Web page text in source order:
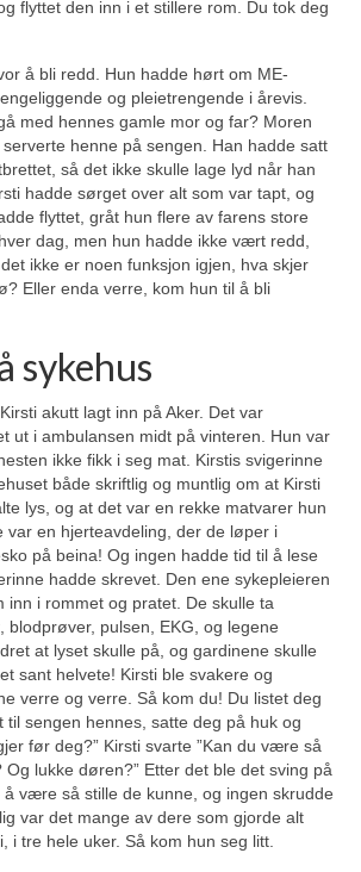
flyttet den inn i et stillere rom. Du tok deg
å bli redd. Hun hadde hørt om ME-
og pleietrengende i årevis.
med hennes gamle mor og far? Moren
henne på sengen. Han hadde satt
så det ikke skulle lage lyd når han
hadde sørget over alt som var tapt, og
flyttet, gråt hun flere av farens store
dag, men hun hadde ikke vært redd,
ikke er noen funksjon igjen, hva skjer
Eller enda verre, kom hun til å bli
sykehus
akutt lagt inn på Aker. Det var
ut i ambulansen midt på vinteren. Hun var
ikke fikk i seg mat. Kirstis svigerinne
både skriftlig og muntlig om at Kirsti
lys, og at det var en rekke matvarer hun
var en hjerteavdeling, der de løper i
på beina! Og ingen hadde tid til å lese
hadde skrevet. Den ene sykepleieren
inn i rommet og pratet. De skulle ta
blodprøver, pulsen, EKG, og legene
at lyset skulle på, og gardinene skulle
sant helvete! Kirsti ble svakere og
verre og verre. Så kom du! Du listet deg
til sengen hennes, satte deg på huk og
før deg?” Kirsti svarte ”Kan du være så
Og lukke døren?” Etter det ble det sving på
være så stille de kunne, og ingen skrudde
var det mange av dere som gjorde alt
i tre hele uker. Så kom hun seg litt.